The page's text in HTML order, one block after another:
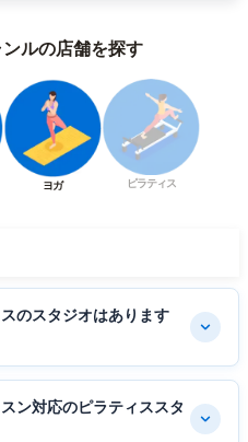
ルの店舗を探す
ヨガ ピラティス
のスタジオはあります
ン対応のピラティススタ